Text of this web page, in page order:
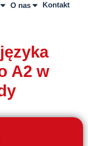
O nas Kontakt
A2 w